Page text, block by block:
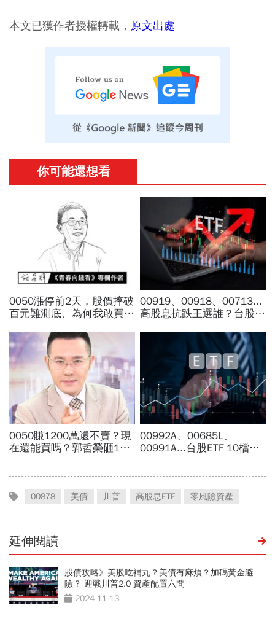
本文已獲作者授權轉載， 原文出處
00878 美債 川普 高股息ETF 零風險資產
延伸閱讀
股債攻略》美股吃補丸？美債有麻煩？加碼黃金避
險？ 迎戰川普2.0 資產配置六問
2024-11-13